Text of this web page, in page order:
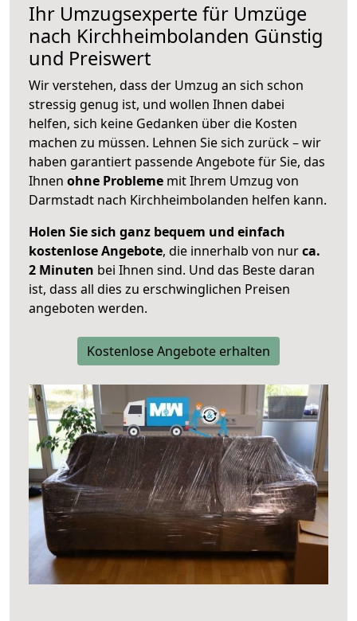
Ihr Umzugsexperte für Umzüge
nach Kirchheimbolanden Günstig
und Preiswert
Wir verstehen, dass der Umzug an sich schon
stressig genug ist, und wollen Ihnen dabei
helfen, sich keine Gedanken über die Kosten
machen zu müssen. Lehnen Sie sich zurück – wir
haben garantiert passende Angebote für Sie, das
Ihnen ohne Probleme mit Ihrem Umzug von
Darmstadt nach Kirchheimbolanden helfen kann.
Holen Sie sich ganz bequem und einfach
kostenlose Angebote, die innerhalb von nurca.
2 Minuten bei Ihnen sind. Und das Beste daran
ist, dass all dies zu erschwinglichen Preisen
angeboten werden.
Kostenlose Angebote erhalten